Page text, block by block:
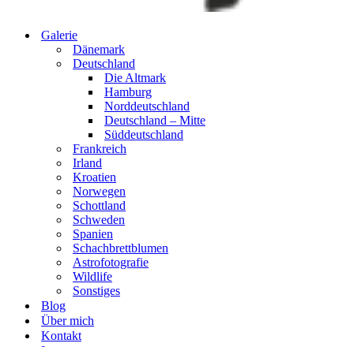
Galerie
Dänemark
Deutschland
Die Altmark
Hamburg
Norddeutschland
Deutschland – Mitte
Süddeutschland
Frankreich
Irland
Kroatien
Norwegen
Schottland
Schweden
Spanien
Schachbrettblumen
Astrofotografie
Wildlife
Sonstiges
Blog
Über mich
Kontakt